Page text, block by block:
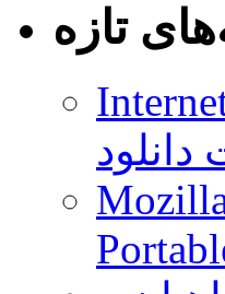
و
تازه
دانلود